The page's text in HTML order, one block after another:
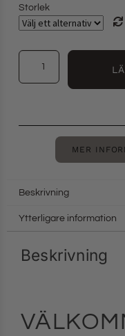
Storlek
MER
Beskrivning
Ytterligare information
Beskrivning